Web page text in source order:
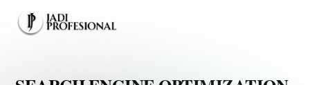
content